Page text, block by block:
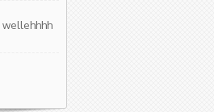
sanırım.
dur...